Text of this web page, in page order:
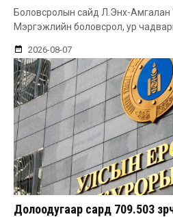
Боловсролын сайд Л.Энх-Амгалан
Мэргэжлийн боловсрол, ур
2026-08-07
Долоодугаар сард 709.503